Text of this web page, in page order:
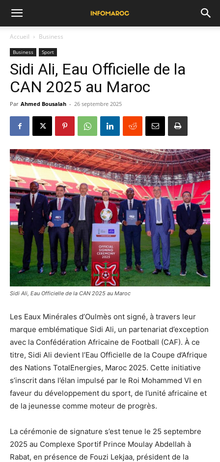
Accueil Business
Business Sport
Sidi Ali, Eau Officielle de la
CAN 2025 au Maroc
Par Ahmed Bousalah - 26 septembre 2025
Sidi Ali, Eau Officielle de la CAN 2025 au Maroc
Les Eaux Minérales d’Oulmès ont signé, à travers leur
marque emblématique Sidi Ali, un partenariat d’exception
avec la Confédération Africaine de Football (CAF). À ce
titre, Sidi Ali devient l’Eau Officielle de la Coupe d’Afrique
des Nations TotalEnergies, Maroc 2025. Cette initiative
s’inscrit dans l’élan impulsé par le Roi Mohammed VI en
faveur du développement du sport, de l’unité africaine et
de la jeunesse comme moteur de progrès.
La cérémonie de signature s’est tenue le 25 septembre
2025 au Complexe Sportif Prince Moulay Abdellah à
Rabat, en présence de Fouzi Lekjaa, président de la